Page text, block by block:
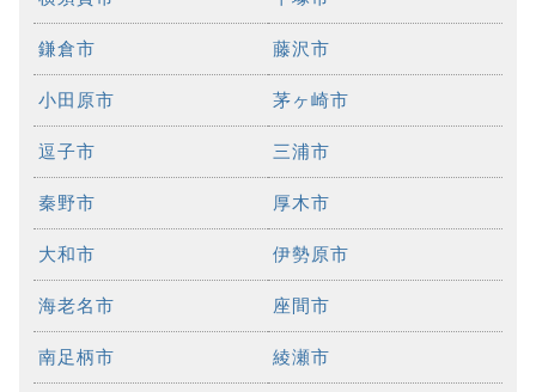
鎌倉市 藤沢市
小田原市 茅ヶ崎市
逗子市 三浦市
秦野市 厚木市
大和市 伊勢原市
海老名市 座間市
南足柄市 綾瀬市